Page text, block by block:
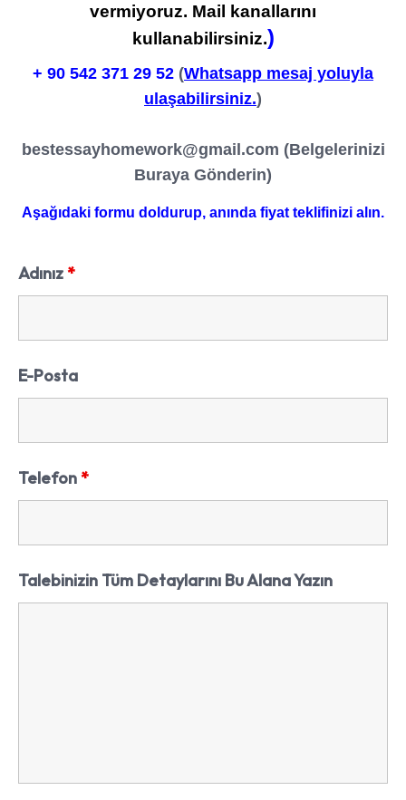
vermiyoruz. Mail kanallarını
kullanabilirsiniz.)
+ 90 542 371 29 52 (Whatsapp mesaj yoluyla
ulaşabilirsiniz.)
bestessayhomework@gmail.com (Belgelerinizi
Buraya Gönderin)
Aşağıdaki formu doldurup, anında fiyat teklifinizi alın.
Adınız*
E-Posta
Telefon*
Talebinizin Tüm Detaylarını Bu Alana Yazın